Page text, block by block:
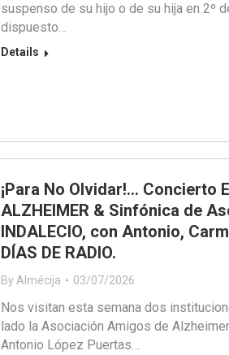
suspenso de su hijo o de su hija en 2º
dispuesto…
Details
¡Para No Olvidar!… Concierto
ALZHEIMER & Sinfónica de
INDALECIO, con Antonio,
DÍAS DE RADIO.
By Almécija 03/07/2026
Nos visitan esta semana dos
lado la Asociación Amigos de
Antonio López Puertas…